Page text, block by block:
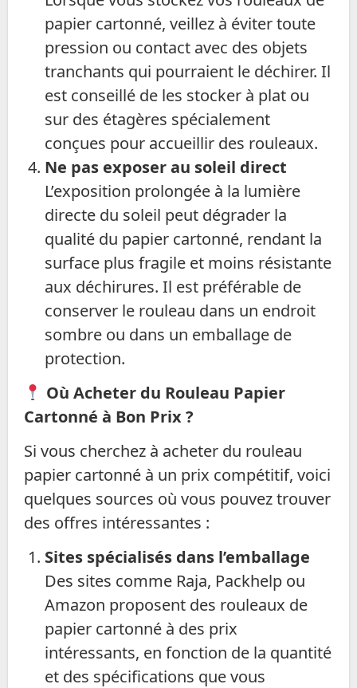
papier cartonné, veillez à éviter toute
pression ou contact avec des objets
tranchants qui pourraient le déchirer. Il
est conseillé de les stocker à plat ou
sur des étagères spécialement
conçues pour accueillir des rouleaux.
Ne pas exposer au soleil direct
L’exposition prolongée à la lumière
directe du soleil peut dégrader la
qualité du papier cartonné, rendant la
surface plus fragile et moins résistante
aux déchirures. Il est préférable de
conserver le rouleau dans un endroit
sombre ou dans un emballage de
protection.
Où Acheter du Rouleau Papier
Cartonné à Bon Prix ?
Si vous cherchez à acheter du rouleau
papier cartonné à un prix compétitif, voici
quelques sources où vous pouvez trouver
des offres intéressantes :
Sites spécialisés dans l’emballage
Des sites comme Raja, Packhelp ou
Amazon proposent des rouleaux de
papier cartonné à des prix
intéressants, en fonction de la quantité
et des spécifications que vous